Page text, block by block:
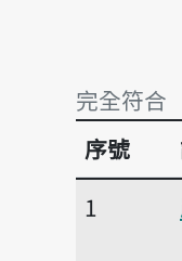
完全符合
完全符合
序號
1